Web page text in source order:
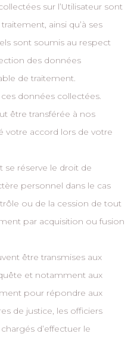
sur l’Utilisateur sont
ainsi qu’à ses
sont soumis au respect
des données
de traitement.
données collectées.
être transférée à nos
votre accord lors de votre
se réserve le droit de
personnel dans le cas
ou de la cession de tout
par acquisition ou fusion
être transmises aux
et notamment aux
pour répondre aux
de justice, les officiers
d’effectuer le